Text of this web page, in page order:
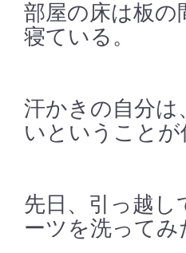
部屋の床は板の
寝ている。
汗かきの自分は
いということが
先日、引っ越し
ーツを洗ってみ